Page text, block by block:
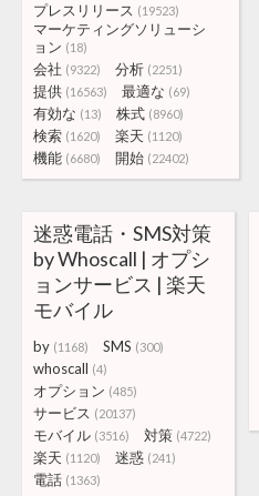
プレスリリース (19523)
マーケティングソリューシ
ョン (18)
会社 (9322) 分析 (2251)
提供 (16563) 最適な (69)
有効な (13) 株式 (8960)
検索 (1620) 楽天 (1120)
機能 (6680) 開始 (22402)
迷惑電話・SMS対策
by Whoscall | オプシ
ョンサービス | 楽天
モバイル
by (1168) SMS (300)
whoscall (4)
オプション (485)
サービス (20137)
モバイル (3516) 対策 (4722)
楽天 (1120) 迷惑 (241)
電話 (1363)